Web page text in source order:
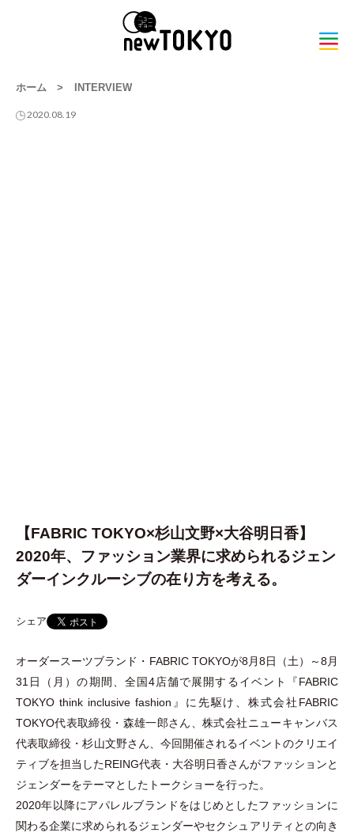
ホーム > INTERVIEW
2020.08.19
【FABRIC TOKYO×杉山文野×大谷明日香】
2020年、ファッション業界に求められるジェン
ダーインクルーシブの在り方を考える。
シェア
オーダースーツブランド ・ FABRIC TOKYOが8月8日 （土）
～8月
31日
（ 月 ）の期間、全国4店舗で展開するイベント『FABRIC
TOKYO think inclusive fashion』に先駆け、株式会社FABRIC
TOKYO代表取締役 ・ 森雄一郎さん、株式会社ニューキャンバス
代表取締役 ・杉山文野さん、今回開催されるイベントのクリエイ
ティブを担当したREING代表 ・ 大谷明日香さんがファッションと
ジェンダーをテーマとしたトークショーを行った。
2020年以降にアパレルブランドをはじめとしたファッションに
関わる企業に求められるジェンダーやセクシュアリティとの向き